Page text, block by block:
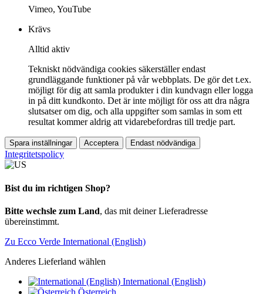
Vimeo, YouTube
Krävs
Alltid aktiv
Tekniskt nödvändiga cookies säkerställer endast
grundläggande funktioner på vår webbplats. De gör det t.ex.
möjligt för dig att samla produkter i din kundvagn eller logga
in på ditt kundkonto. Det är inte möjligt för oss att dra några
slutsatser om dig, och alla uppgifter som samlas in som ett
resultat kommer aldrig att vidarebefordras till tredje part.
Spara inställningar Acceptera Endast nödvändiga
Integritetspolicy
Bist du im richtigen Shop?
Bitte wechsle zum Land, das mit deiner Lieferadresse
übereinstimmt.
Zu Ecco Verde International (English)
Anderes Lieferland wählen
International (English)
Österreich